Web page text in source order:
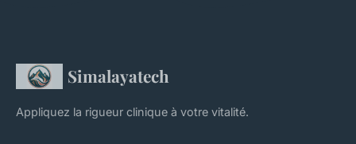
Simalayatech
Appliquez la rigueur clinique à votre vitalité.